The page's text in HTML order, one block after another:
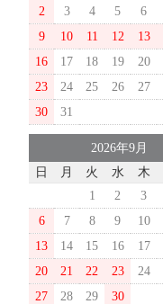
2
3 4 5 6
9
10 11 12 13
16
17 18 19 20
23
24 25 26 27
30
31
2026年9月
日
月 火 水 木
1
2 3
6
7 8 9 10
13
14 15 16 17
20
21 22 23 24
27
28 29 30